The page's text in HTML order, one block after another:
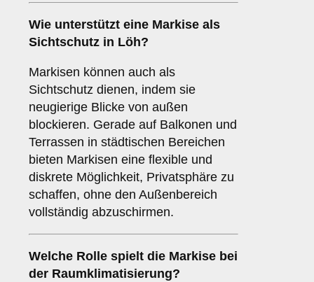
Wie unterstützt eine Markise als
Sichtschutz in Löh?
Markisen können auch als
Sichtschutz dienen, indem sie
neugierige Blicke von außen
blockieren. Gerade auf Balkonen und
Terrassen in städtischen Bereichen
bieten Markisen eine flexible und
diskrete Möglichkeit, Privatsphäre zu
schaffen, ohne den Außenbereich
vollständig abzuschirmen.
Welche Rolle spielt die Markise bei
der Raumklimatisierung?